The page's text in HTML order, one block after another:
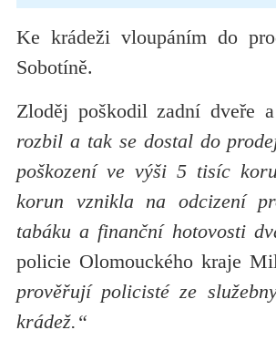
Ke krádeži vloupáním do
Sobotíně.
Zloděj poškodil zadní
rozbil a tak se dostal do
poškození ve výši 5 tisíc
korun vznikla na odcizení
tabáku a finanční hotovosti
policie Olomouckého kraje
prověřují policisté ze
krádež.“